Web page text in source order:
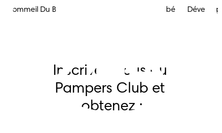
Sommeil Du Bébé Activités Du Bébé
Inscrivez-vous au
Pampers Club et
obtenez :